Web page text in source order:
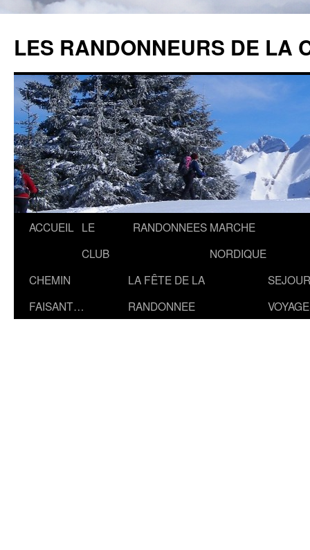
contenu
LES RANDONNEURS DE LA
ACCUEIL LE
CLUB
RANDONNEES MARCHE
NORDIQUE
CHEMIN
FAISANT…
LA FÊTE DE LA
RANDONNEE